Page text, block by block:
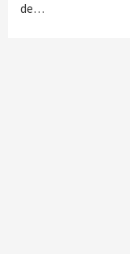
de…